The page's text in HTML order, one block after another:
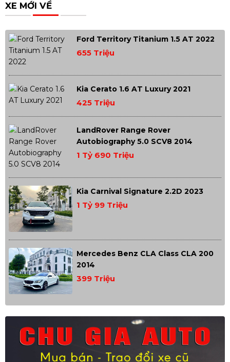
XE MỚI VỀ
Ford Territory Titanium 1.5 AT 2022
655 Triệu
Kia Cerato 1.6 AT Luxury 2021
425 Triệu
LandRover Range Rover
Autobiography 5.0 SCV8 2014
1 Tỷ 690 Triệu
Kia Carnival Signature 2.2D 2023
1 Tỷ 99 Triệu
Mercedes Benz CLA Class CLA 200
2014
399 Triệu